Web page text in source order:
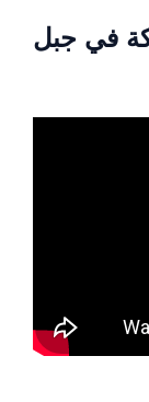
في جبل